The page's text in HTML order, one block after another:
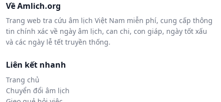
Về Amlich.org
Trang web tra cứu âm lịch Việt Nam miễn phí, cung cấp thông
tin chính xác về ngày âm lịch, can chi, con giáp, ngày tốt xấu
và các ngày lễ tết truyền thống.
Liên kết nhanh
Trang chủ
Chuyển đổi âm lịch